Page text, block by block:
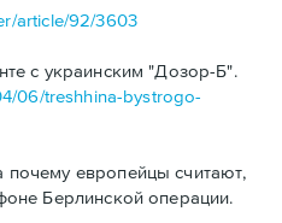
article/92/3603
с украинским "Дозор-Б".
06/treshhina-bystrogo-
европейцы считают,
Берлинской операции.